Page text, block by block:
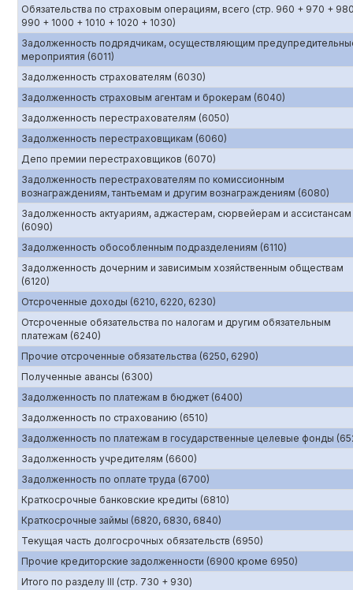
Обязательства по страховым операциям, всего (стр. 960 + 970 +
990 + 1000 + 1010 + 1020 + 1030)
Задолженность подрядчикам, осуществляющим
мероприятия (6011)
Задолженность страхователям (6030)
Задолженность страховым агентам и брокерам (6040)
Задолженность перестрахователям (6050)
Задолженность перестраховщикам (6060)
Депо премии перестраховщиков (6070)
Задолженность перестрахователям по комиссионным
вознаграждениям, тантьемам и другим вознаграждениям (6080)
Задолженность актуариям, аджастерам, сюрвейерам и ассистансам
(6090)
Задолженность обособленным подразделениям (6110)
Задолженность дочерним и зависимым хозяйственным обществам
(6120)
Отсроченные доходы (6210, 6220, 6230)
Отсроченные обязательства по налогам и другим обязательным
платежам (6240)
Прочие отсроченные обязательства (6250, 6290)
Полученные авансы (6300)
Задолженность по платежам в бюджет (6400)
Задолженность по страхованию (6510)
Задолженность по платежам в государственные целевые фонды
Задолженность учредителям (6600)
Задолженность по оплате труда (6700)
Краткосрочные банковские кредиты (6810)
Краткосрочные займы (6820, 6830, 6840)
Текущая часть долгосрочных обязательств (6950)
Прочие кредиторские задолженности (6900 кроме 6950)
Итого по разделу III (стр. 730 + 930)